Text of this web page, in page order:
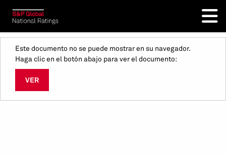
Este documento no se puede mostrar en su navegador.
Haga clic en el botón abajo para ver el documento:
VER